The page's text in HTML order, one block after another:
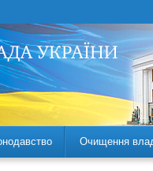
Очищення